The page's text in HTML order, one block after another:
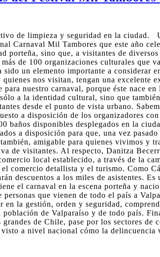
de limpieza y seguridad en la ciudad.
Carnaval Mil Tambores que este año
porteña, sino que, a visitantes de
de 100 organizaciones culturales que
un elemento importante a considerar
nos visitan, tengan una excelente
nuestro carnaval, porque éste nace
a la identidad cultural, sino que
desde el punto de vista urbano.
a disposición de los organizadores
baños disponibles desplegados en la
a disposición para que, una vez
amigable para quienes vivimos y
de visitantes. Al respecto, Danitza
local establecido, a través de la
comercio detallista y el turismo. Como
descuentos a los miles de asistentes.
el carnaval en la escena porteña y
que vienen de todo el país a
la gestión, orden y seguridad,
de Valparaíso y de todo país.
de Chile, pase por los sectores
a nivel nacional cómo la